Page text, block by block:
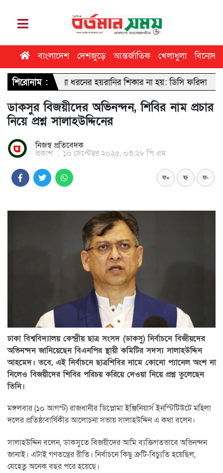
বাংলাদেশ দেশজুড়ে আন্তর্জাতিক খেলাধুলা বিনোদন
শিরোনাম :
ধরনের হয়রানির শিকার না হয়: ডিসি ফরিদা ঢাবি
ডাকসুর বিজয়ীদের অভিনন্দন, শিবির নাম প্রচার
নিয়ে প্রশ্ন সালাহউদ্দিনের
নিজস্ব প্রতিবেদক
প্রকাশ : ১০ সেপ্টেম্বর ২০২৫, ০৩:২৮ পি এম
ফ+ ফ ফ-
ঢাকা বিশ্ববিদ্যালয় কেন্দ্রীয় ছাত্র সংসদ (ডাকসু) নির্বাচনে বিজীয়দের
অভিনন্দন জানিয়েছেন বিএনপির স্থায়ী কমিটির সদস্য সালাহউদ্দিন
আহমেদ। তবে, এই নির্বাচনে ছাত্রশিবির নামে কোনো প্যানেল অংশ না
নিলেও বিজয়ীদের শিবির পরিচয় করিয়ে দেওয়া নিয়ে প্রশ্ন তুলেছেন
তিনি।
মঙ্গলবার (১০ আগস্ট) রাজধানীর ডিপ্লোমা ইঞ্জিনিয়ার্স ইনস্টিটিউটে মহিলা
দলের প্রতিষ্ঠাবার্ষিকীর আলোচনা সভায় সালাহউদ্দিন এ কথা বলেন।
সালাহউদ্দিন বলেন, ডাকসুতে বিজয়ীদের আমি ব্যক্তিগতভাবে অভিনন্দন
জানাই। এটাই গণতন্ত্রের রীতি। নির্বাচনে কিছু ক্রটি-বিচ্যুতি হয়েছিল,
যেহেতু অনেক বছর পরে হয়েছে।